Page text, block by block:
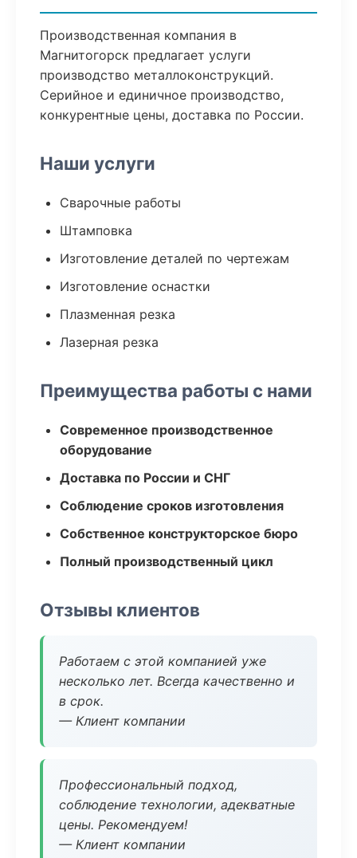
Производственная компания в
Магнитогорск предлагает услуги
производство металлоконструкций.
Серийное и единичное производство,
конкурентные цены, доставка по России.
Наши услуги
Сварочные работы
Штамповка
Изготовление деталей по чертежам
Изготовление оснастки
Плазменная резка
Лазерная резка
Преимущества работы с нами
Современное производственное
оборудование
Доставка по России и СНГ
Соблюдение сроков изготовления
Собственное конструкторское бюро
Полный производственный цикл
Отзывы клиентов
Работаем с этой компанией уже
несколько лет. Всегда качественно и
в срок.
— Клиент компании
Профессиональный подход,
соблюдение технологии, адекватные
цены. Рекомендуем!
— Клиент компании